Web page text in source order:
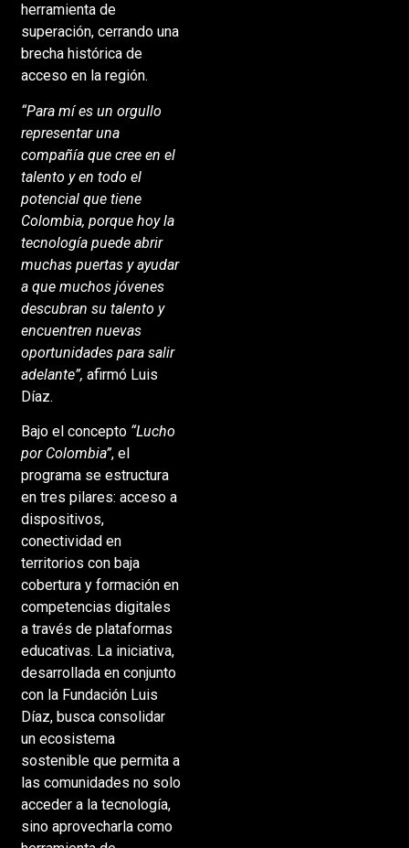
herramienta de
superación, cerrando una
brecha histórica de
acceso en la región.
“Para mí es un orgullo
representar una
compañía que cree en el
talento y en todo el
potencial que tiene
Colombia, porque hoy la
tecnología puede abrir
muchas puertas y ayudar
a que muchos jóvenes
descubran su talento y
encuentren nuevas
oportunidades para salir
adelante”, afirmó Luis
Díaz.
Bajo el concepto“Lucho
por Colombia”, el
programa se estructura
en tres pilares: acceso a
dispositivos,
conectividad en
territorios con baja
cobertura y formación en
competencias digitales
a través de plataformas
educativas. La iniciativa,
desarrollada en conjunto
con la Fundación Luis
Díaz, busca consolidar
un ecosistema
sostenible que permita a
las comunidades no solo
acceder a la tecnología,
sino aprovecharla como